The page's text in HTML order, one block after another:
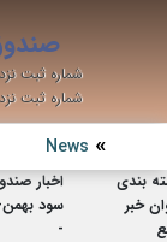
شماره ثبت
شماره ثبت
News
بندی
اخبار
خبر
سود بهمن- اسفند 1402 صندوق امین
-